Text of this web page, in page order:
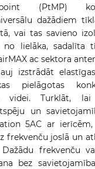
(PtMP)
dažādiem
vai tas savieno
lielāka, sadalīta
ac sektora
izstrādāt
pielāgotas
videi. Turklāt, lai
un
5AC ar
frekvenču joslā un
frekvenču
bez